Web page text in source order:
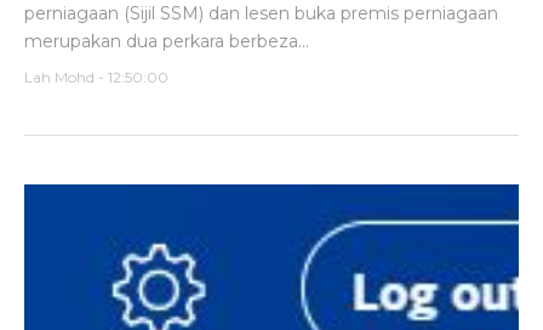
perniagaan (Sijil SSM) dan lesen buka premis perniagaan
merupakan dua perkara berbeza...
Lah Mohd - 12:50:00